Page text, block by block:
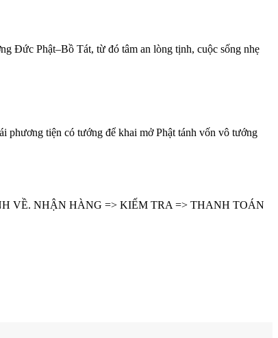
Đức Phật–Bồ Tát, từ đó tâm an lòng tịnh, cuộc sống nhẹ
phương tiện có tướng để khai mở Phật tánh vốn vô tướng
VỀ. NHẬN HÀNG => KIẾM TRA => THANH TOÁN